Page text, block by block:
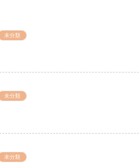
未分類
未分類
未分類